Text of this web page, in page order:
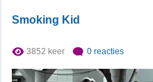
Smoking Kid
3852 keer 0 reacties